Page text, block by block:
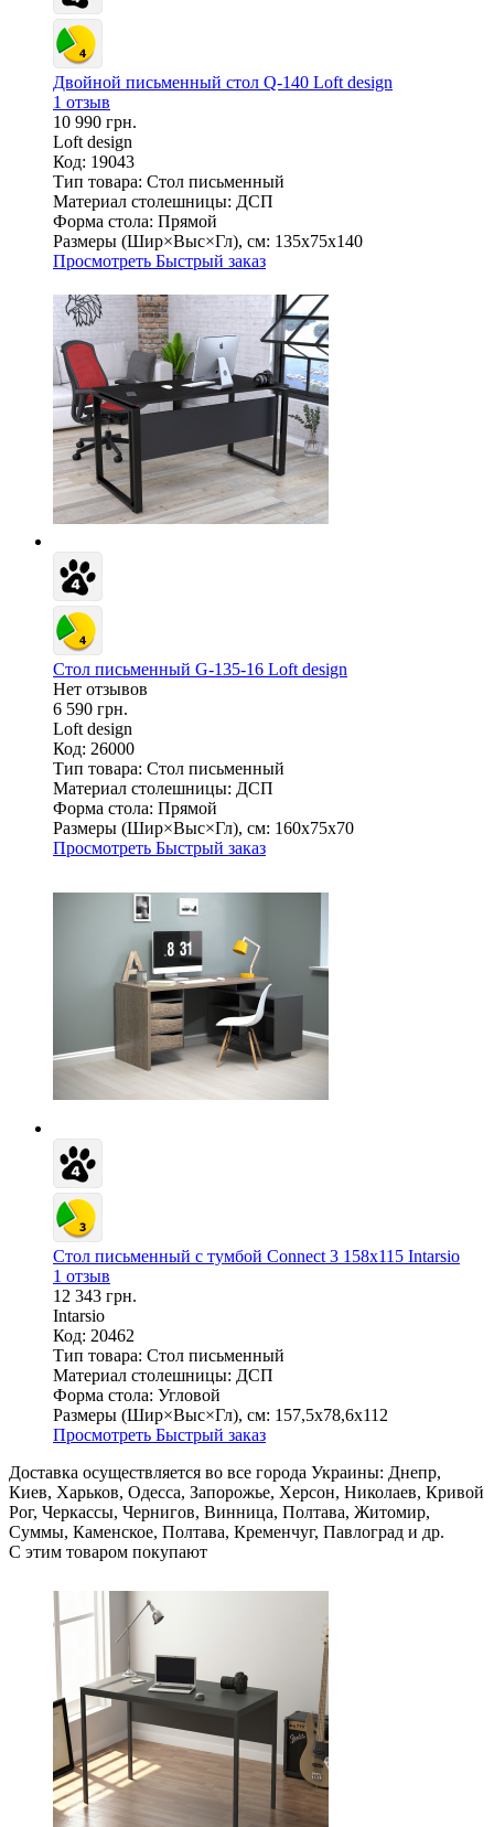
Двойной письменный стол Q-140 Loft design
1 отзыв
10 990 грн.
Loft design
Код: 19043
Тип товара: Стол письменный
Материал столешницы: ДСП
Форма стола: Прямой
Размеры (Шир×Выс×Гл), см: 135х75х140
Просмотреть Быстрый заказ
Стол письменный G-135-16 Loft design
Нет отзывов
6 590 грн.
Loft design
Код: 26000
Тип товара: Стол письменный
Материал столешницы: ДСП
Форма стола: Прямой
Размеры (Шир×Выс×Гл), см: 160х75х70
Просмотреть Быстрый заказ
Стол письменный с тумбой Connect 3 158х115 Intarsio
1 отзыв
12 343 грн.
Intarsio
Код: 20462
Тип товара: Стол письменный
Материал столешницы: ДСП
Форма стола: Угловой
Размеры (Шир×Выс×Гл), см: 157,5х78,6х112
Просмотреть Быстрый заказ
Доставка осуществляется во все города Украины: Днепр,
Киев, Харьков, Одесса, Запорожье, Херсон, Николаев, Кривой
Рог, Черкассы, Чернигов, Винница, Полтава, Житомир,
Суммы, Каменское, Полтава, Кременчуг, Павлоград и др.
С этим товаром покупают